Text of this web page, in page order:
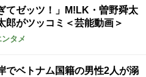
てゼッツ！」M!LK・曽野舜太
郎がツッコミ＜芸能動画＞
ンタメ
でベトナム国籍の男性2人が溺